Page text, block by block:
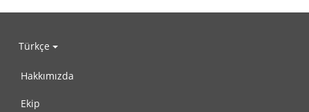
Türkçe
Hakkımızda
Ekip